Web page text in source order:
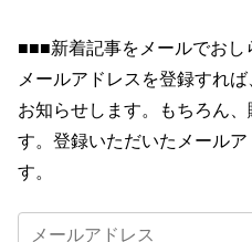
■■■新着記事をメールでおし
メールアドレスを登録すれ
お知らせします。もちろん
す。登録いただいたメール
す。